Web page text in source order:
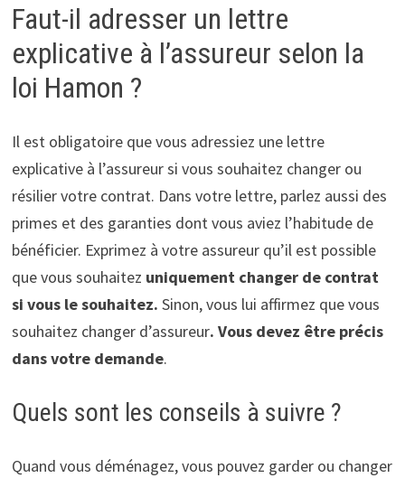
Faut-il adresser un lettre
explicative à l’assureur selon la
loi Hamon ?
Il est obligatoire que vous adressiez une lettre
explicative à l’assureur si vous souhaitez changer ou
résilier votre contrat. Dans votre lettre, parlez aussi des
primes et des garanties dont vous aviez l’habitude de
bénéficier. Exprimez à votre assureur qu’il est possible
que vous souhaitez uniquement changer de contrat
si vous le souhaitez. Sinon, vous lui affirmez que vous
souhaitez changer d’assureur. Vous devez être précis
dans votre demande.
Quels sont les conseils à suivre ?
Quand vous déménagez, vous pouvez garder ou changer